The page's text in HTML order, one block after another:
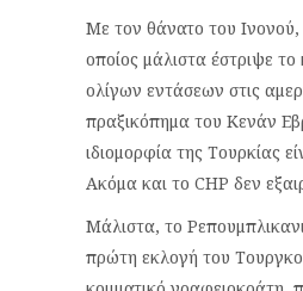
Με τον θάνατο του
οποίος μάλιστα έστριψε
ολίγων εντάσεων στις
πραξικόπημα του Κενάν
ιδιομορφία της Τουρκίας
Ακόμα και το CHP δεν
Μάλιστα, το
πρώτη εκλογή του